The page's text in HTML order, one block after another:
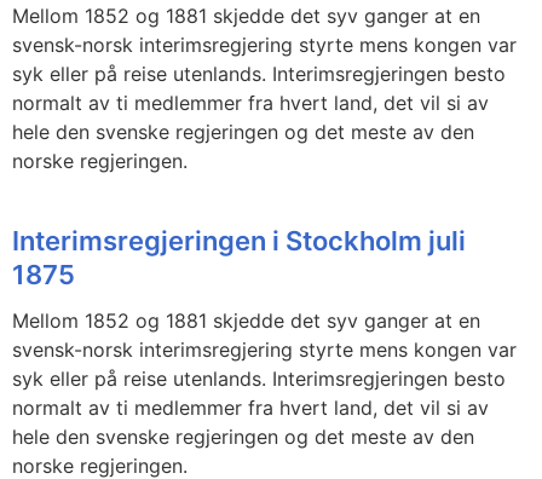
Mellom 1852 og 1881 skjedde det syv ganger at en
svensk-norsk interimsregjering styrte mens kongen var
syk eller på reise utenlands. Interimsregjeringen besto
normalt av ti medlemmer fra hvert land, det vil si av
hele den svenske regjeringen og det meste av den
norske regjeringen.
Interimsregjeringen i Stockholm juli
1875
Mellom 1852 og 1881 skjedde det syv ganger at en
svensk-norsk interimsregjering styrte mens kongen var
syk eller på reise utenlands. Interimsregjeringen besto
normalt av ti medlemmer fra hvert land, det vil si av
hele den svenske regjeringen og det meste av den
norske regjeringen.